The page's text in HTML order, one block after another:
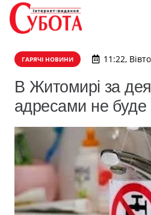
ГАРЯЧІ НОВИНИ 11:22,
В Житомирі за
адресами не